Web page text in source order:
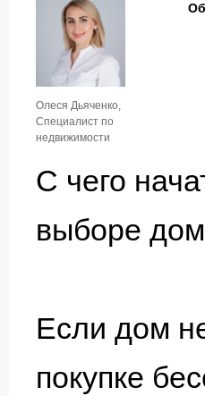
Олеся Дьяченко,
Специалист по
недвижимости
С чего
выборе
Если дом
покупке